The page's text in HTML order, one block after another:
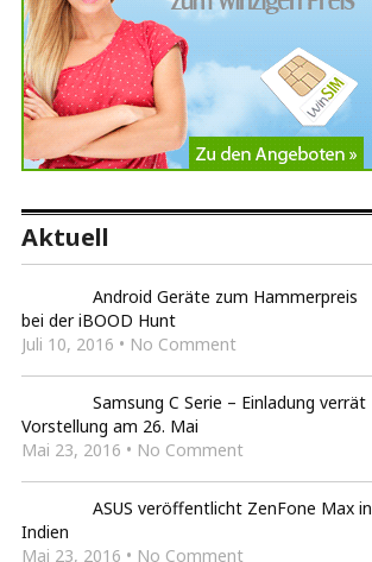
Aktuell
Android Geräte zum Hammerpreis
bei der iBOOD Hunt
Juli 10, 2016 • No Comment
Samsung C Serie – Einladung verrät
Vorstellung am 26. Mai
Mai 23, 2016 • No Comment
ASUS veröffentlicht ZenFone Max in
Indien
Mai 23, 2016 • No Comment